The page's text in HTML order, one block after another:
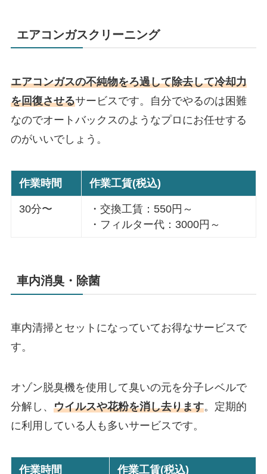
エアコンガスクリーニング
エアコンガスの不純物をろ過して除去して冷却力
を回復させるサービスです。自分でやるのは困難
なのでオートバックスのようなプロにお任せする
のがいいでしょう。
作業時間 作業工賃(税込)
30分〜
・交換工賃：550円～
・フィルター代：3000円～
車内消臭・除菌
車内清掃とセットになっていてお得なサービスで
す。
オゾン脱臭機を使用して臭いの元を分子レベルで
分解し、 ウイルスや花粉を消し去ります。定期的
に利用している人も多いサービスです。
作業時間 作業工賃(税込)